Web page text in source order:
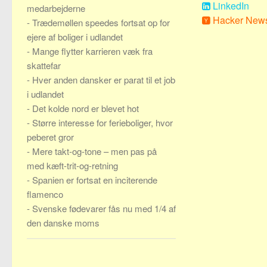
LinkedIn
Hacker
medarbejderne
-Trædemøllen speedes fortsat op for
ejere af boliger i udlandet
- Mange flytter karrieren væk fra
skattefar
- Hver anden dansker er parat til et job
i udlandet
- Det kolde nord er blevet hot
- Større interesse for ferieboliger, hvor
peberet gror
- Mere takt-og-tone – men pas på
med kæft-trit-og-retning
- Spanien er fortsat en inciterende
flamenco
- Svenske fødevarer fås nu med 1/4 af
den danske moms